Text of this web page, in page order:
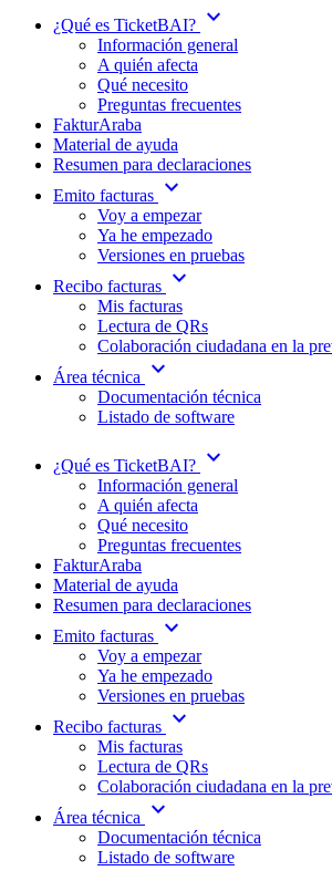
¿Qué es TicketBAI? expand_more
Información general
A quién afecta
Qué necesito
Preguntas frecuentes
FakturAraba
Material de ayuda
Resumen para declaraciones
Emito facturas expand_more
Voy a empezar
Ya he empezado
Versiones en pruebas
Recibo facturas expand_more
Mis facturas
Lectura de QRs
Colaboración ciudadana en la
Área técnica
expand_more
Documentación técnica
Listado de software
¿Qué es TicketBAI? expand_more
Información general
A quién afecta
Qué necesito
Preguntas frecuentes
FakturAraba
Material de ayuda
Resumen para declaraciones
Emito facturas expand_more
Voy a empezar
Ya he empezado
Versiones en pruebas
Recibo facturas expand_more
Mis facturas
Lectura de QRs
Colaboración ciudadana en la
Área técnica
expand_more
Documentación técnica
Listado de software